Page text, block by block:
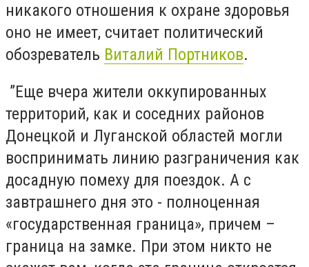
никакого отношения к охране здоровья
оно не имеет, считает политический
обозреватель Виталий Портников.
”Еще вчера жители оккупированных
территорий, как и соседних районов
Донецкой и Луганской областей могли
воспринимать линию разграничения как
досадную помеху для поездок. А с
завтрашнего дня это - полноценная
«государственная граница», причем –
граница на замке. При этом никто не